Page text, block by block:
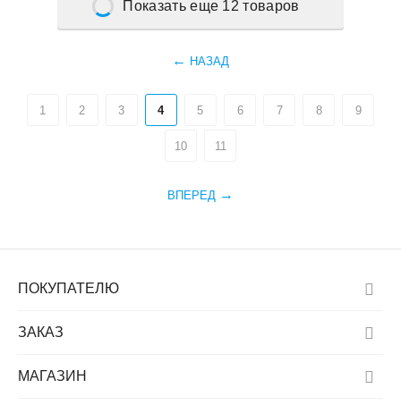
Показать еще 12 товаров
НАЗАД
1 2 3 4 5 6 7 8 9
10 11
ВПЕРЕД
ПОКУПАТЕЛЮ
ЗАКАЗ
МАГАЗИН